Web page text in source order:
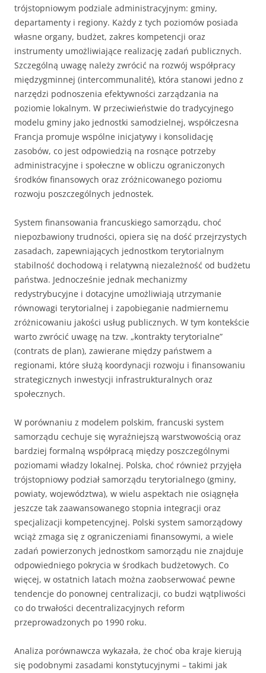
trójstopniowym podziale administracyjnym: gminy,
departamenty i regiony. Każdy z tych poziomów posiada
własne organy, budżet, zakres kompetencji oraz
instrumenty umożliwiające realizację zadań publicznych.
Szczególną uwagę należy zwrócić na rozwój współpracy
międzygminnej (intercommunalité), która stanowi jedno z
narzędzi podnoszenia efektywności zarządzania na
poziomie lokalnym. W przeciwieństwie do tradycyjnego
modelu gminy jako jednostki samodzielnej, współczesna
Francja promuje wspólne inicjatywy i konsolidację
zasobów, co jest odpowiedzią na rosnące potrzeby
administracyjne i społeczne w obliczu ograniczonych
środków finansowych oraz zróżnicowanego poziomu
rozwoju poszczególnych jednostek.
System finansowania francuskiego samorządu, choć
niepozbawiony trudności, opiera się na dość przejrzystych
zasadach, zapewniających jednostkom terytorialnym
stabilność dochodową i relatywną niezależność od budżetu
państwa. Jednocześnie jednak mechanizmy
redystrybucyjne i dotacyjne umożliwiają utrzymanie
równowagi terytorialnej i zapobieganie nadmiernemu
zróżnicowaniu jakości usług publicznych. W tym kontekście
warto zwrócić uwagę na tzw. „kontrakty terytorialne”
(contrats de plan), zawierane między państwem a
regionami, które służą koordynacji rozwoju i finansowaniu
strategicznych inwestycji infrastrukturalnych oraz
społecznych.
W porównaniu z modelem polskim, francuski system
samorządu cechuje się wyraźniejszą warstwowością oraz
bardziej formalną współpracą między poszczególnymi
poziomami władzy lokalnej. Polska, choć również przyjęła
trójstopniowy podział samorządu terytorialnego (gminy,
powiaty, województwa), w wielu aspektach nie osiągnęła
jeszcze tak zaawansowanego stopnia integracji oraz
specjalizacji kompetencyjnej. Polski system samorządowy
wciąż zmaga się z ograniczeniami finansowymi, a wiele
zadań powierzonych jednostkom samorządu nie znajduje
odpowiedniego pokrycia w środkach budżetowych. Co
więcej, w ostatnich latach można zaobserwować pewne
tendencje do ponownej centralizacji, co budzi wątpliwości
co do trwałości decentralizacyjnych reform
przeprowadzonych po 1990 roku.
Analiza porównawcza wykazała, że choć oba kraje kierują
się podobnymi zasadami konstytucyjnymi – takimi jak